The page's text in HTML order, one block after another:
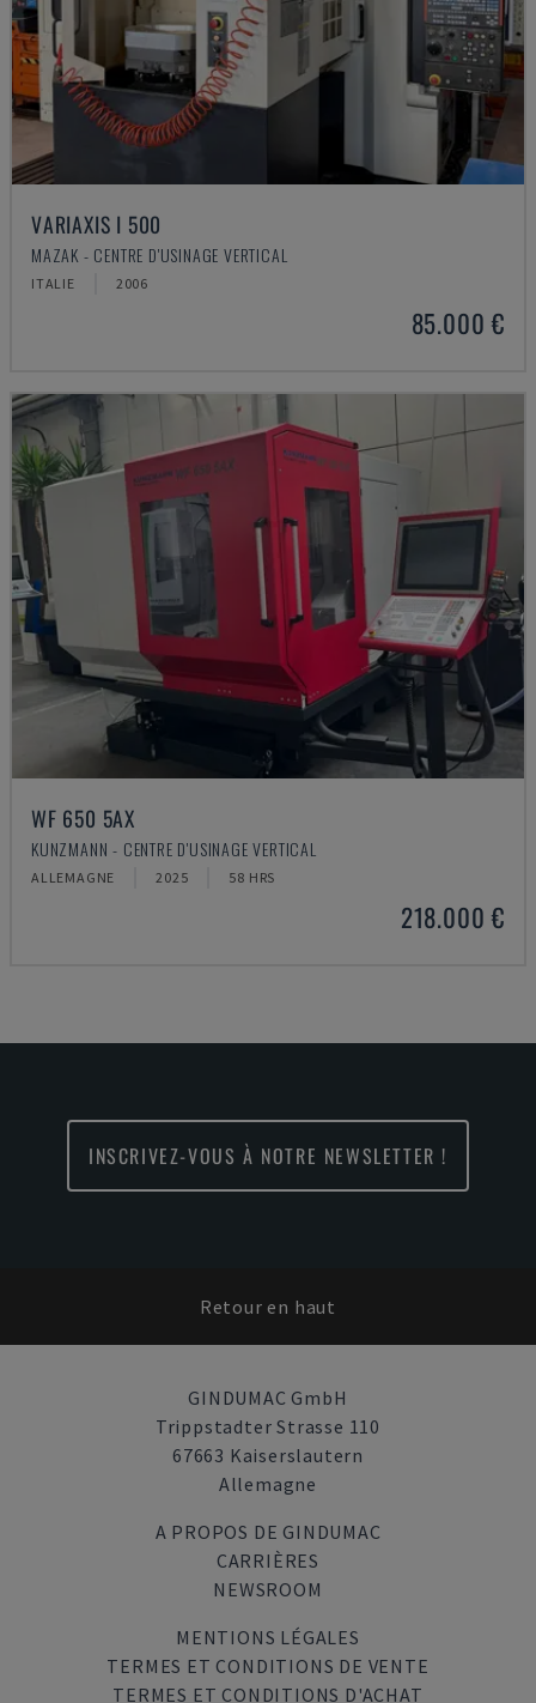
VARIAXIS I 500
MAZAK - CENTRE D'USINAGE VERTICAL
ITALIE 2006
85.000 €
WF 650 5AX
KUNZMANN - CENTRE D'USINAGE VERTICAL
ALLEMAGNE 2025 58 HRS
218.000 €
INSCRIVEZ-VOUS À NOTRE NEWSLETTER !
Retour en haut
GINDUMAC GmbH
Trippstadter Strasse 110
67663 Kaiserslautern
Allemagne
A PROPOS DE GINDUMAC
CARRIÈRES
NEWSROOM
MENTIONS LÉGALES
TERMES ET CONDITIONS DE VENTE
TERMES ET CONDITIONS D'ACHAT